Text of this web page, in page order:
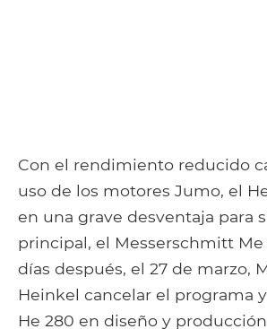
Con el rendimiento reducido
uso de los motores Jumo, el
en una grave desventaja para
principal, el Messerschmitt Me
días después, el 27 de marzo,
Heinkel cancelar el programa
He 280 en diseño y